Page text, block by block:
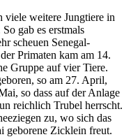
viele weitere Jungtiere in
gab es erstmals
scheuen Senegal-
Primaten kam am 14.
Gruppe auf vier Tiere.
so am 27. April,
so dass auf der Anlage
reichlich Trubel herrscht.
zu, wo sich das
geborene Zicklein freut.